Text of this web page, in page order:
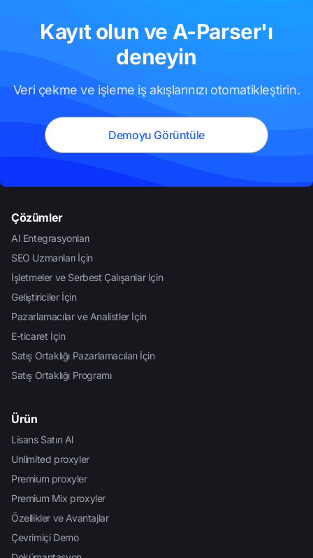
Kayıt olun ve A-Parser'ı
deneyin
Veri çekme ve işleme iş akışlarınızı otomatikleştirin.
Demoyu Görüntüle
Çözümler
AI Entegrasyonları
SEO Uzmanları İçin
İşletmeler ve Serbest Çalışanlar İçin
Geliştiriciler İçin
Pazarlamacılar ve Analistler İçin
E-ticaret İçin
Satış Ortaklığı Pazarlamacıları İçin
Satış Ortaklığı Programı
Ürün
Lisans Satın Al
Unlimited proxyler
Premium proxyler
Premium Mix proxyler
Özellikler ve Avantajlar
Çevrimiçi Demo